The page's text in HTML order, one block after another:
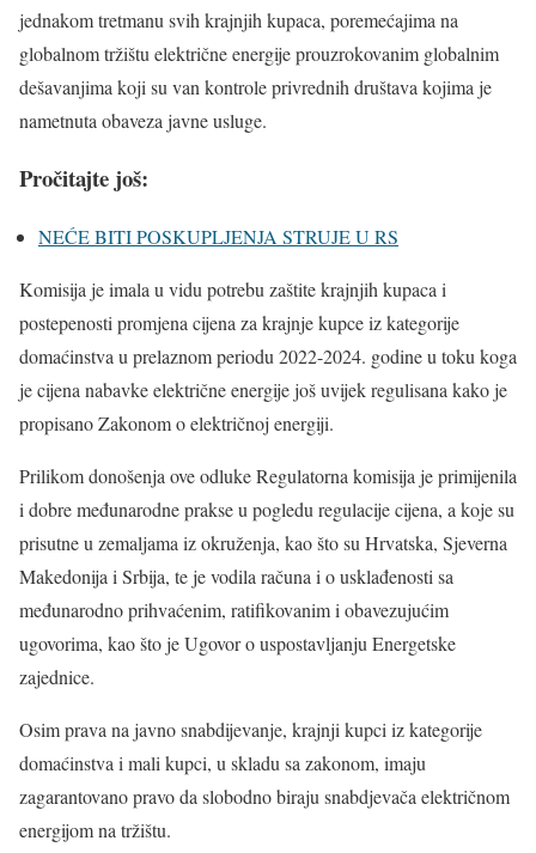
jednakom tretmanu svih krajnjih kupaca, poremećajima na
globalnom tržištu električne energije prouzrokovanim globalnim
dešavanjima koji su van kontrole privrednih društava kojima je
nametnuta obaveza javne usluge.
Pročitajte još:
NEĆE BITI POSKUPLJENJA STRUJE U RS
Komisija je imala u vidu potrebu zaštite krajnjih kupaca i
postepenosti promjena cijena za krajnje kupce iz kategorije
domaćinstva u prelaznom periodu 2022-2024. godine u toku koga
je cijena nabavke električne energije još uvijek regulisana kako je
propisano Zakonom o električnoj energiji.
Prilikom donošenja ove odluke Regulatorna komisija je primijenila
i dobre međunarodne prakse u pogledu regulacije cijena, a koje su
prisutne u zemaljama iz okruženja, kao što su Hrvatska, Sjeverna
Makedonija i Srbija, te je vodila računa i o usklađenosti sa
međunarodno prihvaćenim, ratifikovanim i obavezujućim
ugovorima, kao što je Ugovor o uspostavljanju Energetske
zajednice.
Osim prava na javno snabdijevanje, krajnji kupci iz kategorije
domaćinstva i mali kupci, u skladu sa zakonom, imaju
zagarantovano pravo da slobodno biraju snabdjevača električnom
energijom na tržištu.